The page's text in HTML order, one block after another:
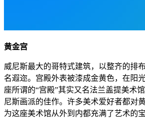
黄金宫
威尼斯最大的哥特式建筑，以整齐的排
名遐迩。宫殿外表被漆成金黄色，在阳
座所谓的“宫殿”其实又名法兰盖提美术
尼斯画派的佳作。许多美术爱好者都对
为这座美术馆从外到内都充满了艺术的